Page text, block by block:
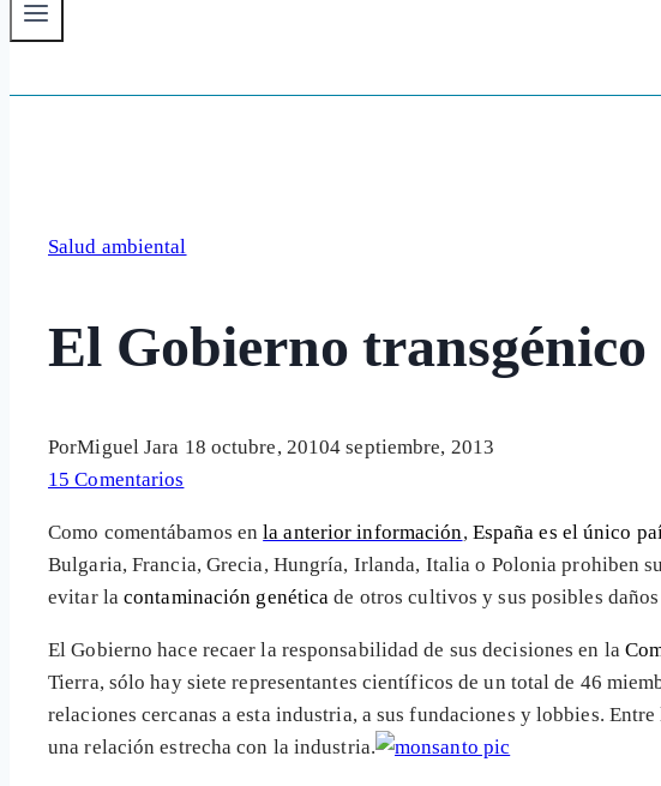
Salud ambiental
El Gobierno transgénico
PorMiguel Jara 18 octubre, 20104 septiembre, 2013
15 Comentarios
Como comentábamos enla anterior información, España es el único
Bulgaria, Francia, Grecia, Hungría, Irlanda, Italia o Polonia prohiben
evitar lacontaminación genéticade otros cultivos y sus posibles
El Gobierno hace recaer la responsabilidad de sus decisiones en la
Tierra, sólo hay siete representantes científicos de un total de 46
relaciones cercanas a esta industria, a sus fundaciones y lobbies.
una relación estrecha con la industria.